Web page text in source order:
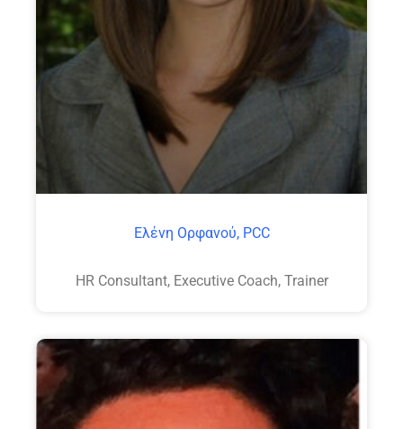
Ελένη Ορφανού, PCC
HR Consultant, Executive Coach, Trainer